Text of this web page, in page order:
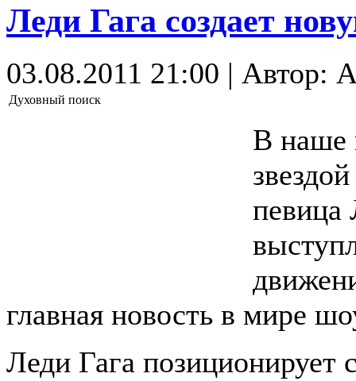
Леди Гага создает
03.08.2011 21:00 | Автор:
Духовный поиск
В наше
певица
главная новость в мире
Леди Гага позиционирует